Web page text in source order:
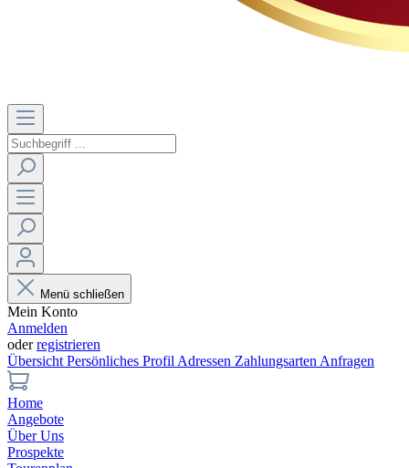
Menü schließen
Mein Konto
Anmelden
oderregistrieren
Übersicht Persönliches Profil Adressen Zahlungsarten Anfragen
Home
Angebote
Über Uns
Prospekte